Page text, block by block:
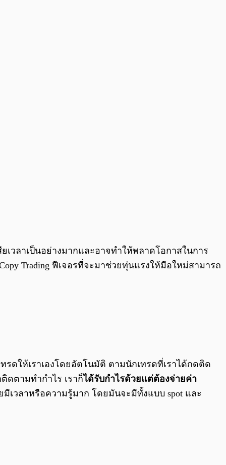
0:00 0:00
วลาเป็นอย่างมากและอาจทำให้พลาดโอกาสในการ
Trading ฟีเจอรที่จะมาช่วยทุ่นแรงให้มือใหม่สามารถ
ดให้เราเองโดยอัตโนมัติ ตามนักเทรดที่เราได้กดติด
ดตามทำกำไร เราก็ได้รับกำไรด้วยแต่ต้องจ่ายค่า
เวลาหรือความรู้มาก โดยมันจะมีทั้งแบบ spot และ